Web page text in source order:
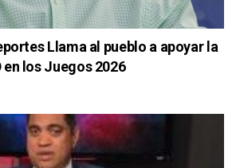
Llama al pueblo a apoyar la
en los Juegos 2026